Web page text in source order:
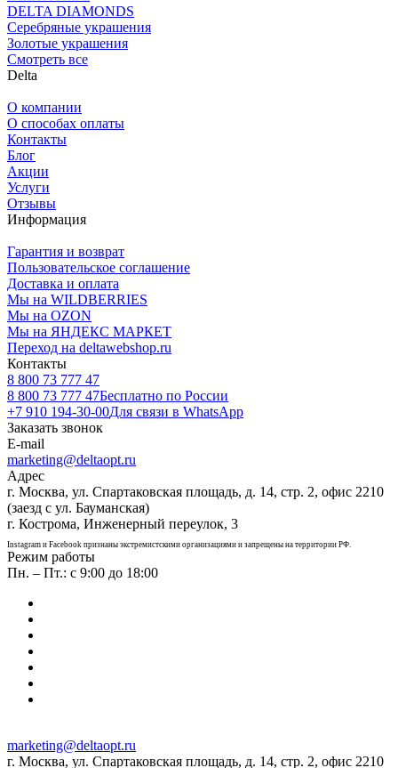
DELTA DIAMONDS
Серебряные украшения
Золотые украшения
Смотреть все
Delta
О компании
О способах оплаты
Контакты
Блог
Акции
Услуги
Отзывы
Информация
Гарантия и возврат
Пользовательское соглашение
Доставка и оплата
Мы на WILDBERRIES
Мы на OZON
Мы на ЯНДЕКС МАРКЕТ
Переход на deltawebshop.ru
Контакты
8 800 73 777 47
8 800 73 777 47Бесплатно по России
+7 910 194-30-00Для связи в WhatsApp
Заказать звонок
E-mail
marketing@deltaopt.ru
Адрес
г. Москва, ул. Спартаковская площадь, д. 14, стр. 2, офис 2210
(заезд с ул. Бауманская)
г. Кострома, Инженерный переулок, 3
Instagram и Facebook признаны экстремистскими организациями и запрещены на территории РФ.
Режим работы
Пн. – Пт.: с 9:00 до 18:00
marketing@deltaopt.ru
г. Москва, ул. Спартаковская площадь, д. 14, стр. 2, офис 2210